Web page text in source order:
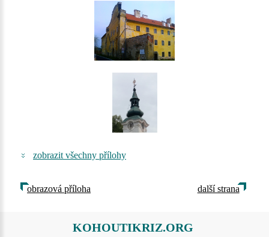
zobrazit všechny přílohy
obrazová příloha další strana
KOHOUTIKRIZ.ORG